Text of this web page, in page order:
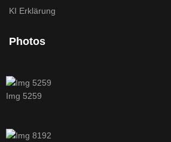
KI Erklärung
Photos
Img 5259